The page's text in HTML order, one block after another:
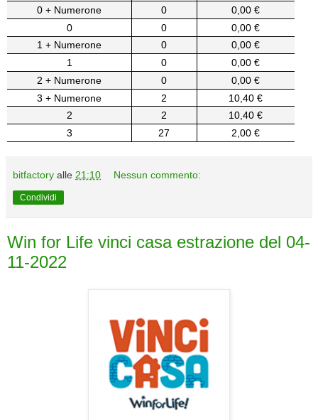
0 + Numerone
0
0,00 €
0
0
0,00 €
1 + Numerone
0
0,00 €
1
0
0,00 €
2 + Numerone
0
0,00 €
3 + Numerone
2
10,40 €
2
2
10,40 €
3
27 2,00 €
bitfactory alle 21:10 Nessun commento:
Condividi
Win for Life vinci casa estrazione del 04-
11-2022